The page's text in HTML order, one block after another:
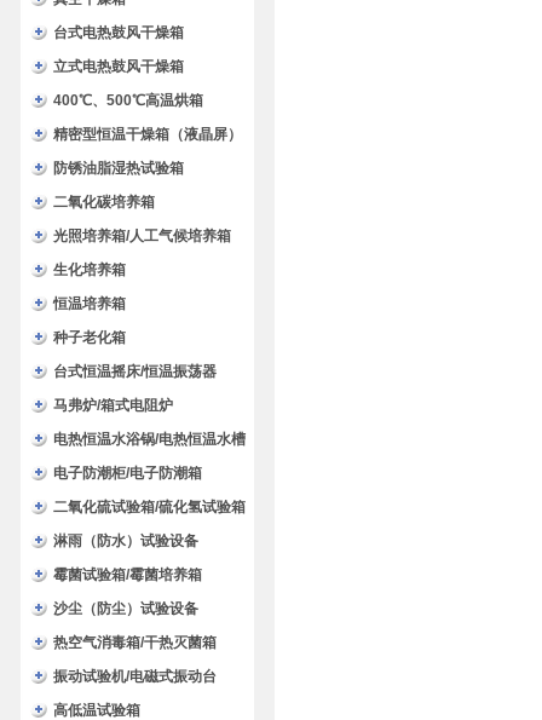
台式电热鼓风干燥箱
立式电热鼓风干燥箱
400℃、500℃高温烘箱
精密型恒温干燥箱（液晶屏）
防锈油脂湿热试验箱
二氧化碳培养箱
光照培养箱/人工气候培养箱
生化培养箱
恒温培养箱
种子老化箱
台式恒温摇床/恒温振荡器
马弗炉/箱式电阻炉
电热恒温水浴锅/电热恒温水槽
电子防潮柜/电子防潮箱
二氧化硫试验箱/硫化氢试验箱
淋雨（防水）试验设备
霉菌试验箱/霉菌培养箱
沙尘（防尘）试验设备
热空气消毒箱/干热灭菌箱
振动试验机/电磁式振动台
高低温试验箱